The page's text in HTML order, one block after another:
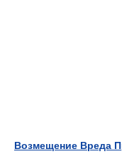
Возмещение Вреда